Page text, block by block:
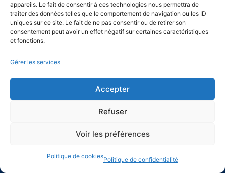
appareils. Le fait de consentir à ces technologies nous permettra de
traiter des données telles que le comportement de navigation ou les ID
uniques sur ce site. Le fait de ne pas consentir ou de retirer son
consentement peut avoir un effet négatif sur certaines caractéristiques
et fonctions.
Gérer les services
Accepter
Refuser
Voir les préférences
Politique de cookiesPolitique de confidentialité
Conformément à la législation en vigueur, un délai de réflexion de 15
jours avant tout acte esthétique médical,
à compter de la première consultation, est obligatoire et permet au
patient(e) de s’informer, de se préparer ou de changer d’avis.